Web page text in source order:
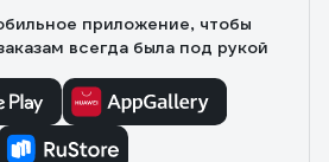
приложение, чтобы
всегда была под рукой